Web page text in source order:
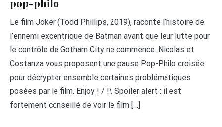
pop-philo
Le film Joker (Todd Phillips, 2019), raconte l’histoire de
l’ennemi excentrique de Batman avant que leur lutte pour
le contrôle de Gotham City ne commence. Nicolas et
Costanza vous proposent une pause Pop-Philo croisée
pour décrypter ensemble certaines problématiques
posées par le film. Enjoy ! / !\ Spoiler alert : il est
fortement conseillé de voir le film […]